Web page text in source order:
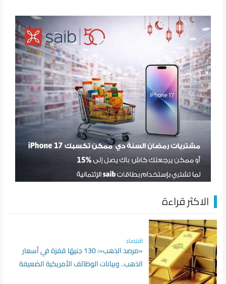
الاكثر قراءة
اقتصاد
«مرصد الذهب»: 130 جنيهًا قفزة في أسعار
الذهب.. وبيانات الوظائف الأمريكية الضعيفة